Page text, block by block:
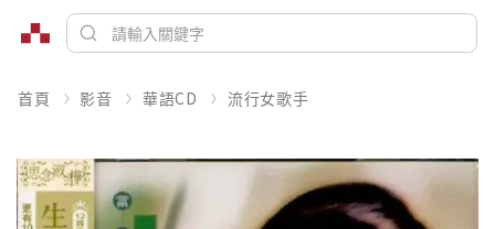
首頁 影音 華語CD 流行女歌手